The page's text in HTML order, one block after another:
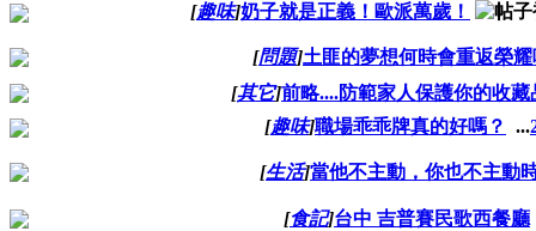
[趣味]奶子就是正義！歐派萬歲！
[問題]土匪的夢想何時會重返榮耀
[其它]前略....防範家人保護你的收藏
[趣味]職場乖乖牌真的好嗎？ ...
[生活]當他不主動，你也不主動
[食記]台中 吉普賽民歌西餐廳